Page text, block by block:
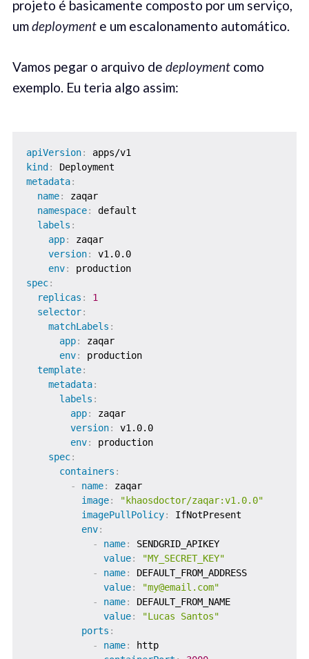
projeto é basicamente composto por um serviço,
umdeploymente um escalonamento automático.
Vamos pegar o arquivo de deploymentcomo
exemplo. Eu teria algo assim:
apiVersion:
apps/v1
kind :
metadata:
name:
zaqar
namespace:
default
labels :
app:
zaqar
version:
v1.0.0
env:
production
spec:
replicas :
1
selector:
matchLabels :
app:
zaqar
env:
production
template:
metadata:
labels :
app:
zaqar
version:
v1.0.0
env:
production
spec:
containers :
-
name:
zaqar
image:
"khaosdoctor/zaqar:v1.0.0"
imagePullPolicy:
IfNotPresent
env:
-
name:
SENDGRID_APIKEY
value:
"MY_SECRET_KEY"
-
name:
DEFAULT_FROM_ADDRESS
value:
"my@email.com"
-
name:
DEFAULT_FROM_NAME
value:
"Lucas Santos"
ports :
-
name:
http